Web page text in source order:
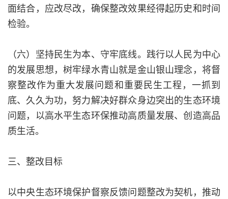
面结合，应改尽改，确保整改效果经得起历史和时间
检验。
（六）坚持民生为本、守牢底线。践行以人民为中心
的发展思想，树牢绿水青山就是金山银山理念，将督
察整改作为重大发展问题和重要民生工程，一抓到
底、久久为功，努力解决好群众身边突出的生态环境
问题，以高水平生态环保推动高质量发展、创造高品
质生活。
三、整改目标
以中央生态环境保护督察反馈问题整改为契机，推动